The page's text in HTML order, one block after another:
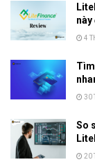
4
30
So
20